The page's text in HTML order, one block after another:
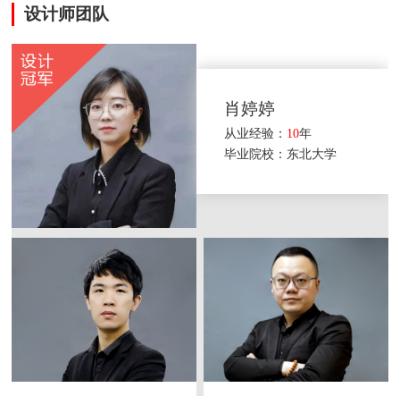
设计师团队
肖婷婷
从业经验： 10年
毕业院校：东北大学